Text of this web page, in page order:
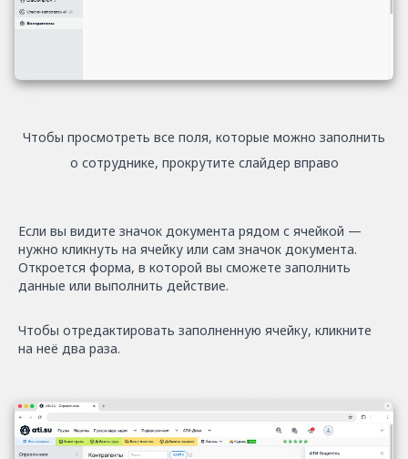
Чтобы просмотреть все поля, которые можно заполнить
о сотруднике, прокрутите слайдер вправо
Если вы видите значок документа рядом с ячейкой —
нужно кликнуть на ячейку или сам значок документа.
Откроется форма, в которой вы сможете заполнить
данные или выполнить действие.
Чтобы отредактировать заполненную ячейку, кликните
на неё два раза.